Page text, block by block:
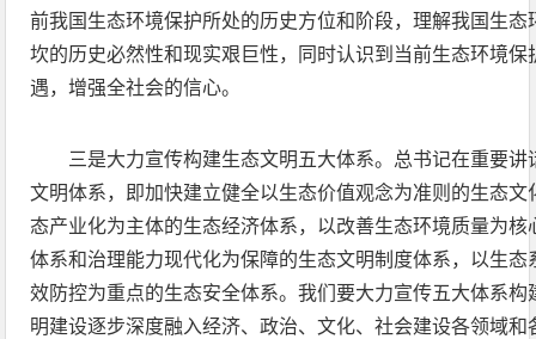
前我国生态环境保护所处的历史方位和阶段，理解我国生
坎的历史必然性和现实艰巨性，同时认识到当前生态环境
遇，增强全社会的信心。
三是大力宣传构建生态文明五大体系。总书记在重要
文明体系，即加快建立健全以生态价值观念为准则的生态
态产业化为主体的生态经济体系，以改善生态环境质量为
体系和治理能力现代化为保障的生态文明制度体系，以生
效防控为重点的生态安全体系。我们要大力宣传五大体系
明建设逐步深度融入经济、政治、文化、社会建设各领域